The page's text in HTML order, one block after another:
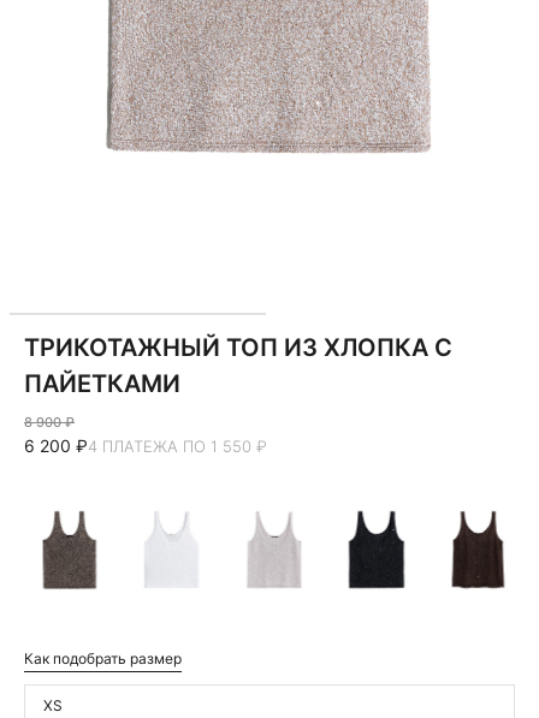
ТРИКОТАЖНЫЙ ТОП ИЗ ХЛОПКА С
ПАЙЕТКАМИ
8 900 ₽
6 200 ₽4 ПЛАТЕЖА ПО 1 550 ₽
Как подобрать размер
XS